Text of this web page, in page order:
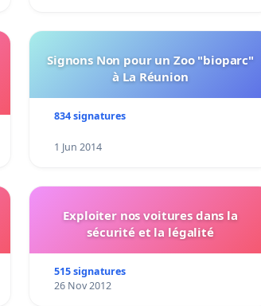
Signons Non pour un Zoo "bioparc"
à La Réunion
834 signatures
1 Jun 2014
Exploiter nos voitures dans la
sécurité et la légalité
515 signatures
26 Nov 2012